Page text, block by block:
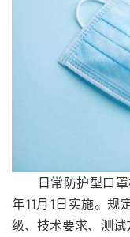
日常防护型口罩
年11月1日实施。规
级、技术要求、测